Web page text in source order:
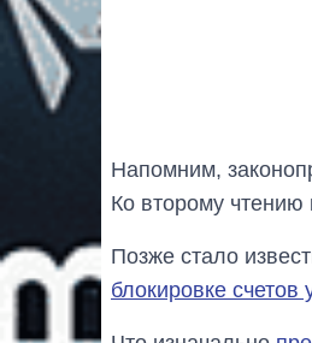
Напомним,
Ко второму чтению
Позже стало
блокировке счетов